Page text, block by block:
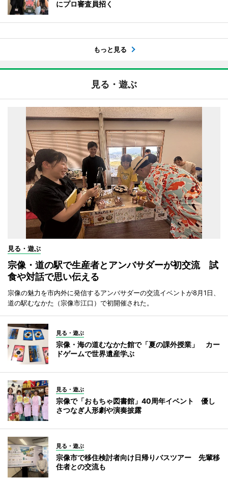
にプロ審査員招く
もっと見る
見る・遊ぶ
見る・遊ぶ
宗像・道の駅で生産者とアンバサダーが初交流 試
食や対話で思い伝える
宗像の魅力を市内外に発信するアンバサダーの交流イベントが8月1日、
道の駅むなかた（宗像市江口）で初開催された。
見る・遊ぶ
宗像・海の道むなかた館で「夏の課外授業」 カー
ドゲームで世界遺産学ぶ
見る・遊ぶ
宗像で「おもちゃ図書館」40周年イベント 優し
さつなぎ人形劇や演奏披露
見る・遊ぶ
宗像市で移住検討者向け日帰りバスツアー 先輩移
住者との交流も